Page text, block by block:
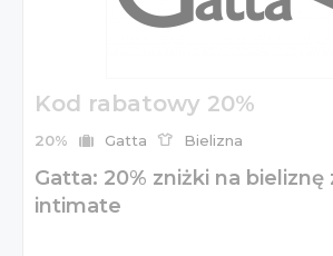
Kod rabatowy 20%
20% Gatta Bielizna
Gatta: 20% zniżki na bieliznę
intimate